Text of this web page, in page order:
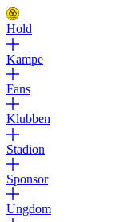
Hold
Kampe
Fans
Klubben
Stadion
Sponsor
Ungdom